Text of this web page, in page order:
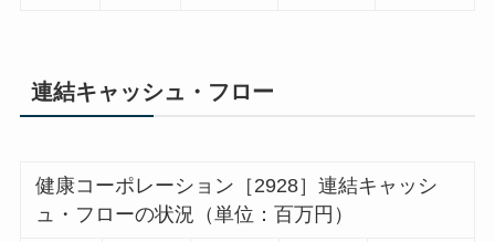
連結キャッシュ・フロー
健康コーポレーション［2928］連結キャッシ
ュ・フローの状況（単位：百万円）